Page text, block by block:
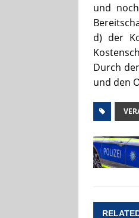
und
d) der
Durch
und den